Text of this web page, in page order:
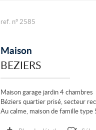
ref. n° 2585
Maison
BEZIERS
Maison garage jardin 4 chambres
Béziers quartier prisé, secteur
Au calme, maison de famille